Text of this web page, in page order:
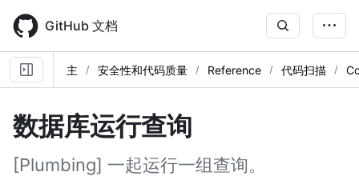
main
content
GitHub 文档
主 安全性和代码质量 Reference 代码扫描
数据库运行查询
[Plumbing] 一起运行一组查询。